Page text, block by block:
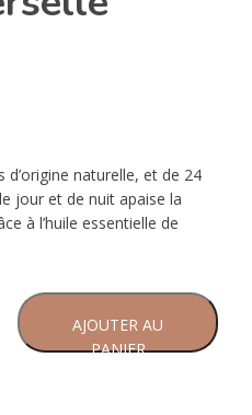
d’origine naturelle, et de 24
jour et de nuit apaise la
à l’huile essentielle de
AJOUTER AU
PANIER